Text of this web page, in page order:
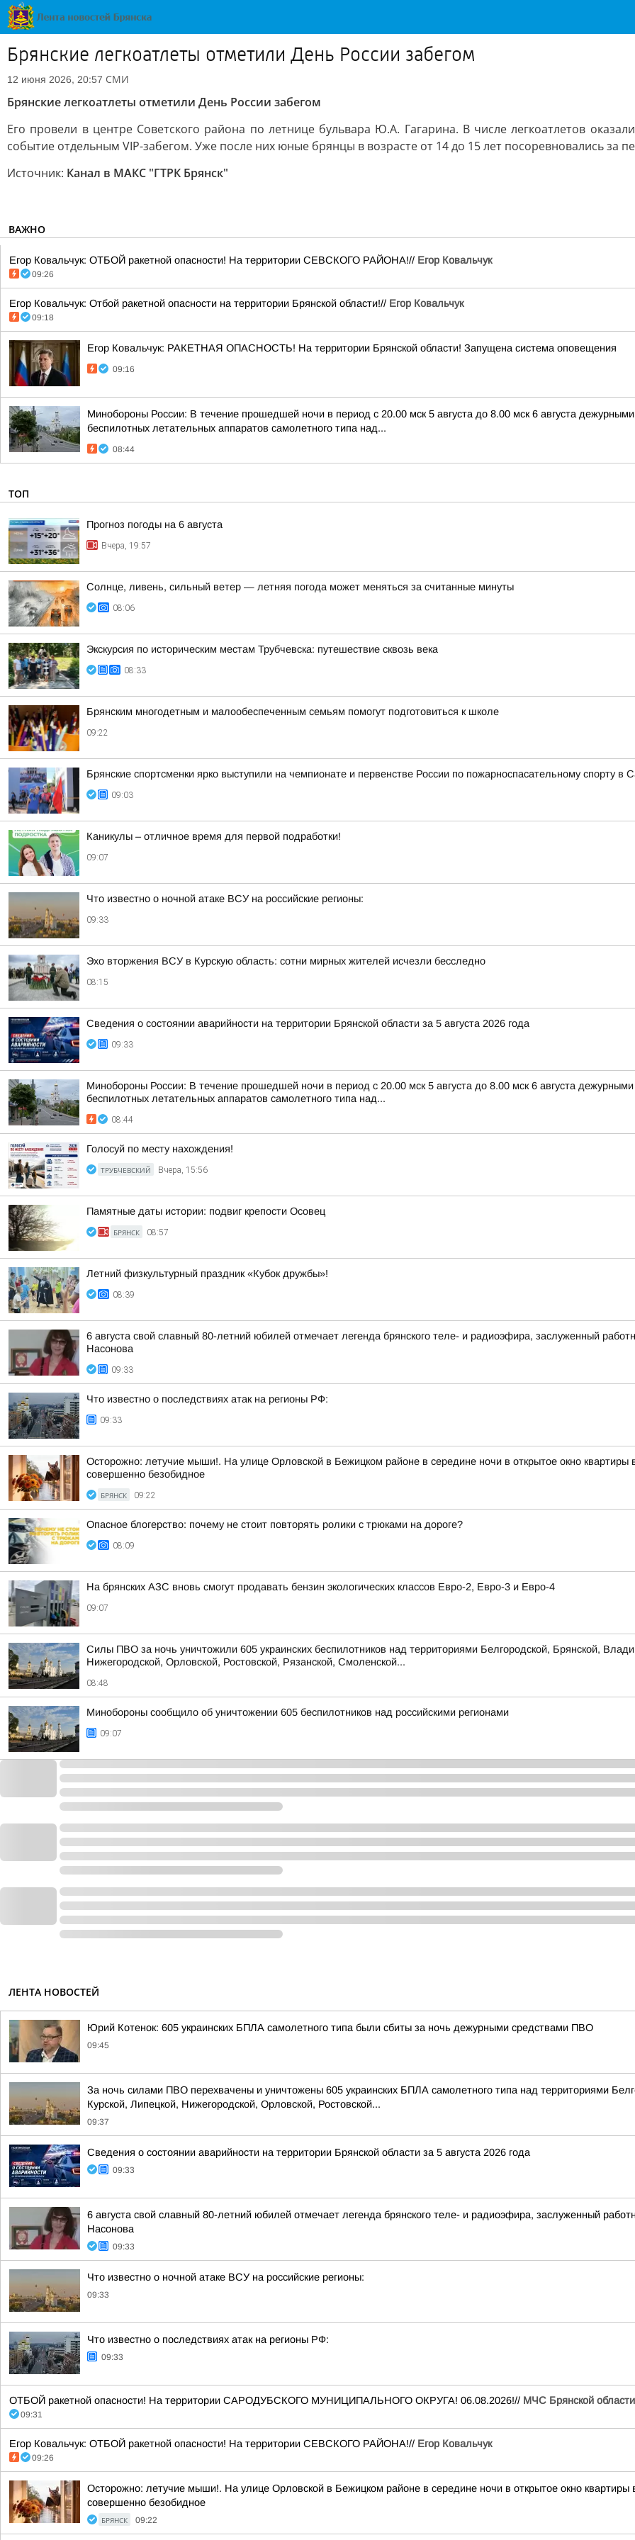
Брянские легкоатлеты отметили День России забегом
12 июня 2026, 20:57 СМИ
Брянские легкоатлеты отметили День России забегом
Его провели в центре Советского района по летнице бульвара Ю.А. Гагарина. В числе легкоатлетов
событие отдельным VIP-забегом. Уже после них юные брянцы в возрасте от 14 до 15 лет посоревновались за
Источник: Канал в МАКС "ГТРК Брянск"
ВАЖНО
Егор Ковальчук: ОТБОЙ ракетной опасности! На территории СЕВСКОГО РАЙОНА!// Егор Ковальчук
09:26
Егор Ковальчук: Отбой ракетной опасности на территории Брянской области!// Егор Ковальчук
09:18
Егор Ковальчук: РАКЕТНАЯ ОПАСНОСТЬ! На территории Брянской области! Запущена система оповещения
09:16
Минобороны России: В течение прошедшей ночи в период с 20.00 мск 5 августа до 8.00 мск 6 августа
беспилотных летательных аппаратов самолетного типа над...
08:44
ТОП
Прогноз погоды на 6 августа
Вчера, 19:57
Солнце, ливень, сильный ветер — летняя погода может меняться за считанные минуты
08:06
Экскурсия по историческим местам Трубчевска: путешествие сквозь века
08:33
Брянским многодетным и малообеспеченным семьям помогут подготовиться к школе
09:22
Брянские спортсменки ярко выступили на чемпионате и первенстве России по пожарноспасательному спорту в
09:03
Каникулы – отличное время для первой подработки!
09:07
Что известно о ночной атаке ВСУ на российские регионы:
09:33
Эхо вторжения ВСУ в Курскую область: сотни мирных жителей исчезли бесследно
08:15
Сведения о состоянии аварийности на территории Брянской области за 5 августа 2026 года
09:33
Минобороны России: В течение прошедшей ночи в период с 20.00 мск 5 августа до 8.00 мск 6 августа
беспилотных летательных аппаратов самолетного типа над...
08:44
Голосуй по месту нахождения!
ТРУБЧЕВСКИЙ Вчера, 15:56
Памятные даты истории: подвиг крепости Осовец
БРЯНСК 08:57
Летний физкультурный праздник «Кубок дружбы»!
08:39
6 августа свой славный 80-летний юбилей отмечает легенда брянского теле- и радиоэфира, заслуженный
Насонова
09:33
Что известно о последствиях атак на регионы РФ:
09:33
Осторожно: летучие мыши!. На улице Орловской в Бежицком районе в середине ночи в открытое окно
совершенно безобидное
БРЯНСК 09:22
Опасное блогерство: почему не стоит повторять ролики с трюками на дороге?
08:09
На брянских АЗС вновь смогут продавать бензин экологических классов Евро-2, Евро-3 и Евро-4
09:07
Силы ПВО за ночь уничтожили 605 украинских беспилотников над территориями Белгородской, Брянской,
Нижегородской, Орловской, Ростовской, Рязанской, Смоленской...
08:48
Минобороны сообщило об уничтожении 605 беспилотников над российскими регионами
09:07
ЛЕНТА НОВОСТЕЙ
Юрий Котенок: 605 украинских БПЛА самолетного типа были сбиты за ночь дежурными средствами ПВО
09:45
За ночь силами ПВО перехвачены и уничтожены 605 украинских БПЛА самолетного типа над территориями
Курской, Липецкой, Нижегородской, Орловской, Ростовской...
09:37
Сведения о состоянии аварийности на территории Брянской области за 5 августа 2026 года
09:33
6 августа свой славный 80-летний юбилей отмечает легенда брянского теле- и радиоэфира, заслуженный
Насонова
09:33
Что известно о ночной атаке ВСУ на российские регионы:
09:33
Что известно о последствиях атак на регионы РФ:
09:33
ОТБОЙ ракетной опасности! На территории САРОДУБСКОГО МУНИЦИПАЛЬНОГО ОКРУГА! 06.08.2026!// МЧС Брянской области
09:31
Егор Ковальчук: ОТБОЙ ракетной опасности! На территории СЕВСКОГО РАЙОНА!// Егор Ковальчук
09:26
Осторожно: летучие мыши!. На улице Орловской в Бежицком районе в середине ночи в открытое окно
совершенно безобидное
БРЯНСК 09:22